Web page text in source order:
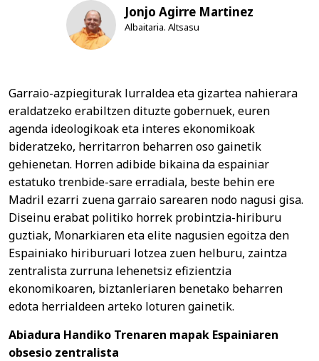
Jonjo Agirre Martinez
Albaitaria. Altsasu
Garraio-azpiegiturak lurraldea eta gizartea nahierara
eraldatzeko erabiltzen dituzte gobernuek, euren
agenda ideologikoak eta interes ekonomikoak
bideratzeko, herritarron beharren oso gainetik
gehienetan. Horren adibide bikaina da espainiar
estatuko trenbide-sare erradiala, beste behin ere
Madril ezarri zuena garraio sarearen nodo nagusi gisa.
Diseinu erabat politiko horrek probintzia-hiriburu
guztiak, Monarkiaren eta elite nagusien egoitza den
Espainiako hiriburuari lotzea zuen helburu, zaintza
zentralista zurruna lehenetsiz efizientzia
ekonomikoaren, biztanleriaren benetako beharren
edota herrialdeen arteko loturen gainetik.
Abiadura Handiko Trenaren mapak Espainiaren
obsesio zentralista